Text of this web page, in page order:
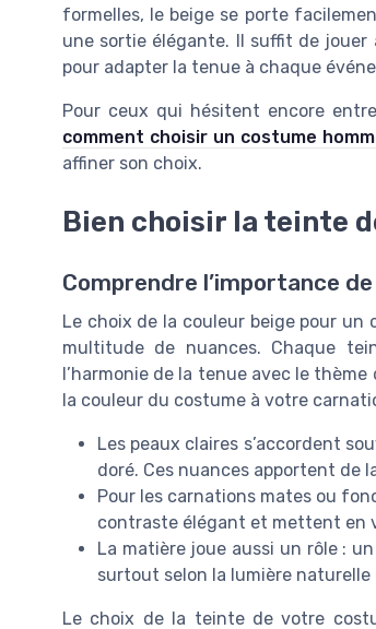
formelles, le beige se porte
une sortie élégante. Il suffit de jouer
pour adapter la tenue à chaque
Pour ceux qui hésitent encore
comment choisir un costume
affiner son choix.
Bien choisir la teinte
Comprendre l’importance
Le choix de la couleur beige pour
multitude de nuances. Chaque
l’harmonie de la tenue avec le
la couleur du costume à votre
Les peaux claires s’accordent
doré. Ces nuances apportent de
Pour les carnations mates ou
contraste élégant et mettent en
La matière joue aussi un rôle :
surtout selon la lumière naturelle
Le choix de la teinte de votre